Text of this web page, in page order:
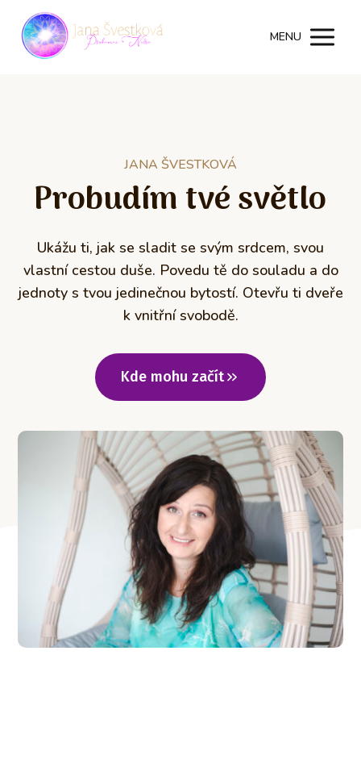
MENU
JANA ŠVESTKOVÁ
Probudím tvé světlo
Ukážu ti, jak se sladit se svým srdcem, svou
vlastní cestou duše. Povedu tě do souladu a do
jednoty s tvou jedinečnou bytostí. Otevřu ti dveře
k vnitřní svobodě.
Kde mohu začít